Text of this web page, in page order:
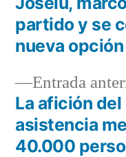
de
entradas
Entrada
La afición
asistencia
40.000
partido y se
nueva